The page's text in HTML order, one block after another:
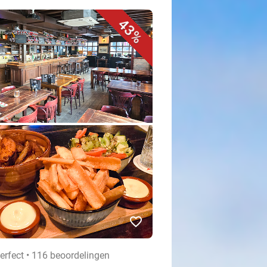
43%
favorite_border
• 116 beoordelingen